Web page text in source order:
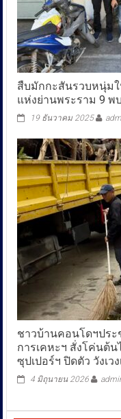
สืบมักกะสันรวบหนุ่ม
แห่งย่านพระราม 9
19 ธันวาคม 2025
ชาวบ้านคอนโดฯประ
การเคหะฯ สั่งโค่นต้
ซุปเปอร์ฯ ปิดตัว วังเว
4 มิถุนายน 2026